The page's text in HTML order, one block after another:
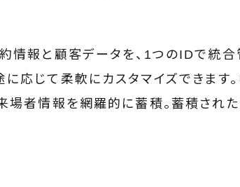
情報と顧客データを、1つのIDで統
応じて柔軟にカスタマイズできます
場者情報を網羅的に蓄積。蓄積され